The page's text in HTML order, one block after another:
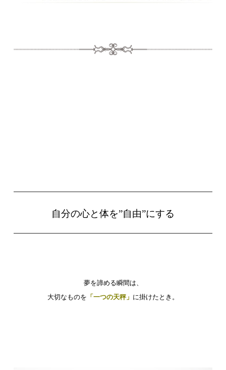
自分の心と体を”自由”にする
夢を諦める瞬間は、
大切なものを 「一つの天秤」 に掛けたとき。